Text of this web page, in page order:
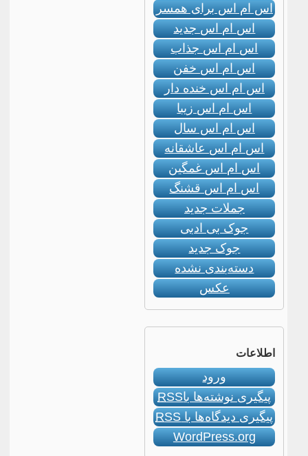
اس ام اس برای همسر
اس ام اس جدید
اس ام اس جذاب
اس ام اس خفن
اس ام اس خنده دار
اس ام اس زیبا
اس ام اس سال
اس ام اس عاشقانه
اس ام اس غمگین
اس ام اس قشنگ
جملات جدید
جوک بی ادبی
جوک جدید
دسته‌بندی نشده
عکس
اطلاعات
ورود
پیگیری نوشته‌ها باRSS
پیگیری دیدگاه‌ها باRSS
WordPress.org